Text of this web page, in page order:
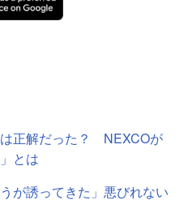
正解だった？ NEXCOが
とは
が誘ってきた」悪びれない